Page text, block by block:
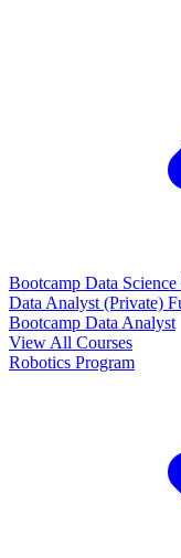
Bootcamp Data Science
Data Analyst (Private)
Bootcamp Data Analyst
View All Courses
Robotics Program